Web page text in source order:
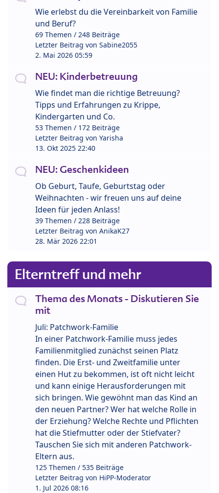
Wie erlebst du die Vereinbarkeit von Familie
und Beruf?
69 Themen / 248 Beiträge
Letzter Beitrag von Sabine2055
2. Mai 2026 05:59
NEU: Kinderbetreuung
Wie findet man die richtige Betreuung?
Tipps und Erfahrungen zu Krippe,
Kindergarten und Co.
53 Themen / 172 Beiträge
Letzter Beitrag von Yarisha
13. Okt 2025 22:40
NEU: Geschenkideen
Ob Geburt, Taufe, Geburtstag oder
Weihnachten - wir freuen uns auf deine
Ideen für jeden Anlass!
39 Themen / 228 Beiträge
Letzter Beitrag von AnikaK27
28. Mär 2026 22:01
Elterntreff und mehr
Thema des Monats - Diskutieren Sie
mit
Juli: Patchwork-Familie
In einer Patchwork-Familie muss jedes
Familienmitglied zunächst seinen Platz
finden. Die Erst- und Zweitfamilie unter
einen Hut zu bekommen, ist oft nicht leicht
und kann einige Herausforderungen mit
sich bringen. Wie gewöhnt man das Kind an
den neuen Partner? Wer hat welche Rolle in
der Erziehung? Welche Rechte und Pflichten
hat die Stiefmutter oder der Stiefvater?
Tauschen Sie sich mit anderen Patchwork-
Eltern aus.
125 Themen / 535 Beiträge
Letzter Beitrag von HiPP-Moderator
1. Jul 2026 08:16